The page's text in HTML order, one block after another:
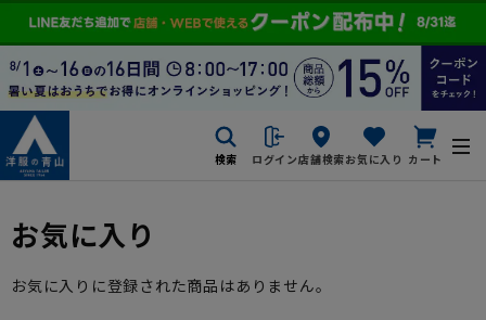
検索 ログイン店舗検索お気に入り カート
お気に入り
お気に入りに登録された商品はありません。